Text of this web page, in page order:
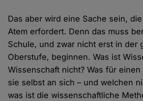
Das aber wird eine Sache sein,
Atem erfordert. Denn das muss
Schule, und zwar nicht erst in der
Oberstufe, beginnen. Was ist
Wissenschaft nicht? Was für
sie selbst an sich – und welchen
was ist die wissenschaftliche